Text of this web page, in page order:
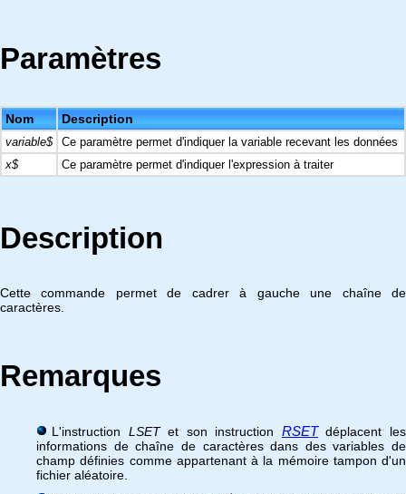
Paramètres
Nom Description
variable$
Ce paramètre permet d'indiquer la variable recevant les données
x$
Ce paramètre permet d'indiquer l'expression à traiter
Description
Cette commande permet de cadrer à gauche une chaîne de
caractères.
Remarques
L'instruction LSETet son instruction RSETdéplacent les
informations de chaîne de caractères dans des variables de
champ définies comme appartenant à la mémoire tampon d'un
fichier aléatoire.